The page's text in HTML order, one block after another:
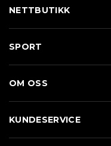
NETTBUTIKK
Sko
Merkevarer
SPORT
Løp
Sykkel
OM OSS
KUNDESERVICE